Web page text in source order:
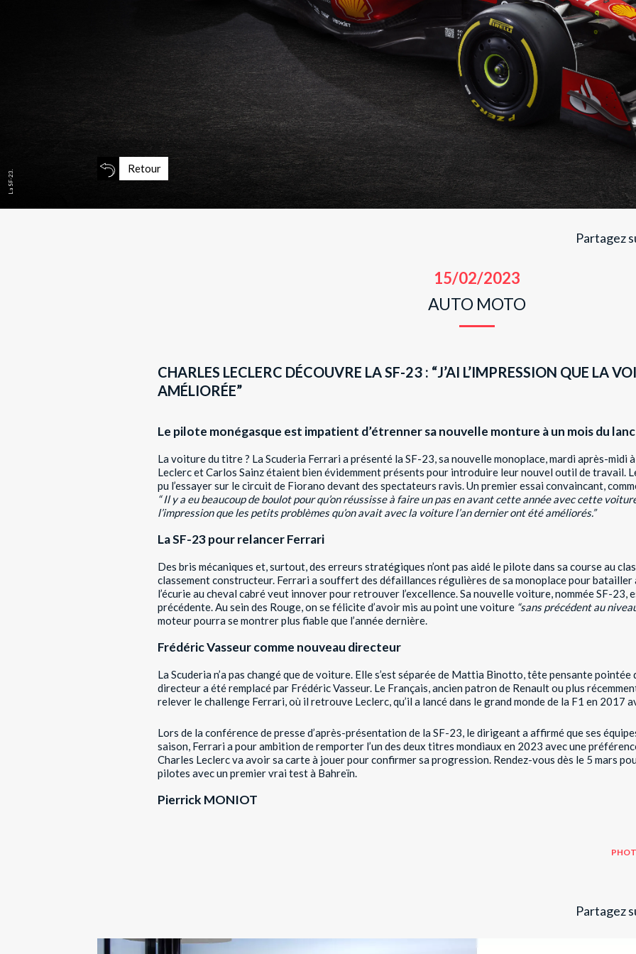
Retour
La SF-23.
Partagez
15/02/2023
AUTO MOTO
CHARLES LECLERC DÉCOUVRE LA SF-23 : “J’AI L’IMPRESSION QUE LA
AMÉLIORÉE”
Le pilote monégasque est impatient d’étrenner sa nouvelle monture à un mois du
La voiture du titre ? La Scuderia Ferrari a présenté la SF-23, sa nouvelle monoplace, mardi après-midi
Leclerc et Carlos Sainz étaient bien évidemment présents pour introduire leur nouvel outil de travail.
pu l’essayer sur le circuit de Fiorano devant des spectateurs ravis. Un premier essai convaincant,
“Il y a eu beaucoup de boulot pour qu’on réussisse à faire un pas en avant cette année avec cette
l’impression que les petits problèmes qu’on avait avec la voiture l’an dernier ont été améliorés.”
La SF-23 pour relancer Ferrari
Des bris mécaniques et, surtout, des erreurs stratégiques n’ont pas aidé le pilote dans sa course au
classement constructeur. Ferrari a souffertdes défaillances régulières de sa monoplace pour batailler
l’écurie au cheval cabré veut innover pour retrouver l’excellence. Sa nouvelle voiture, nommée SF-23,
précédente. Au sein des Rouge, on se félicite d’avoir mis au point une voiture “sans précédent au
moteur pourra se montrer plus fiable que l’année dernière.
Frédéric Vasseur comme nouveau directeur
La Scuderia n’a pas changé que de voiture. Elle s’est séparée de Mattia Binotto, tête pensante
directeur a été remplacé par Frédéric Vasseur. Le Français, ancien patron de Renault ou plus
relever le challenge Ferrari, où il retrouve Leclerc, qu’il a lancé dans le grand monde de la F1 en 2017
Lors de la conférence de presse d’après-présentation de la SF-23, le dirigeant a affirméque ses
saison, Ferrari a pour ambition de remporter l’un des deux titres mondiaux en 2023 avec une
Charles Leclerc va avoir sa carte à jouer pour confirmer sa progression. Rendez-vous dès le 5 mars
pilotes avec un premier vrai test à Bahreïn.
Pierrick MONIOT
Partagez